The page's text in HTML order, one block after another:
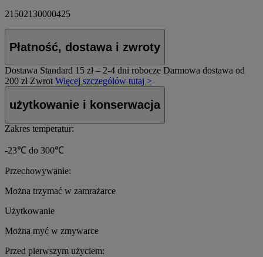
21502130000425
Płatność, dostawa i zwroty
Dostawa Standard 15 zł – 2-4 dni robocze Darmowa dostawa od
200 zł Zwrot Więcej szczegółów tutaj >
użytkowanie i konserwacja
Zakres temperatur:
-23℃ do 300℃
Przechowywanie:
Można trzymać w zamrażarce
Użytkowanie
Można myć w zmywarce
Przed pierwszym użyciem: